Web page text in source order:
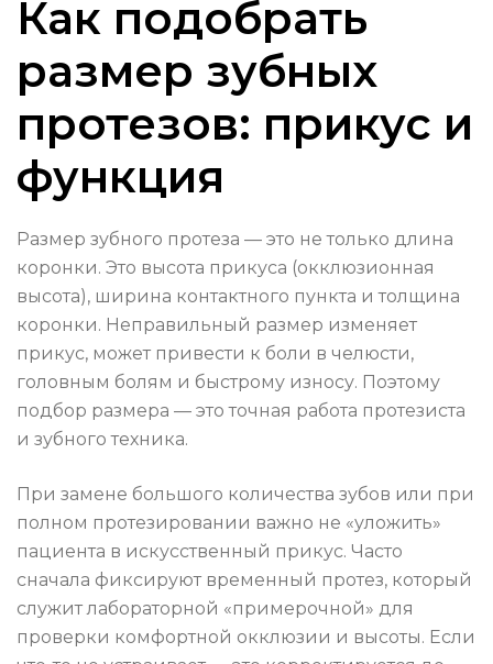
Как подобрать
размер зубных
протезов: прикус и
функция
Размер зубного протеза — это не только длина
коронки. Это высота прикуса (окклюзионная
высота), ширина контактного пункта и толщина
коронки. Неправильный размер изменяет
прикус, может привести к боли в челюсти,
головным болям и быстрому износу. Поэтому
подбор размера — это точная работа протезиста
и зубного техника.
При замене большого количества зубов или при
полном протезировании важно не «уложить»
пациента в искусственный прикус. Часто
сначала фиксируют временный протез, который
служит лабораторной «примерочной» для
проверки комфортной окклюзии и высоты. Если